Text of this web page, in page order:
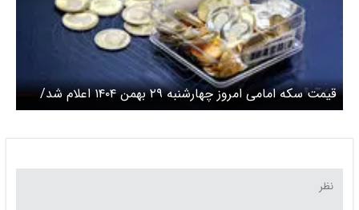
قیمت سکه امامی امروز چهارشنبه ۲۹ بهمن ۱۴۰۴ اعلام شد/
سکه دوباره صعودی شد